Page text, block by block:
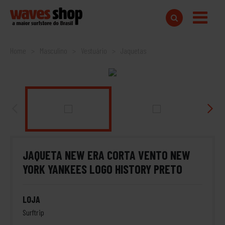
Home
JAQUETA NEW ERA CORTA VENTO NEW
YORK YANKEES LOGO HISTORY PRETO
LOJA
Surftrip